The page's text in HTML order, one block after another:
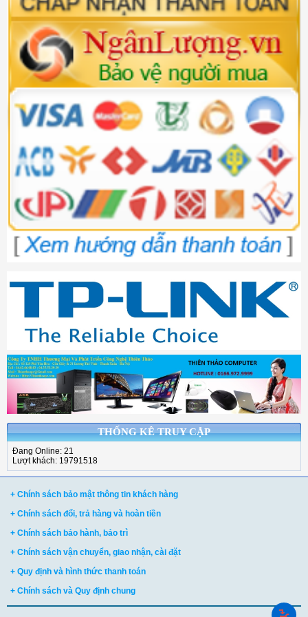
THỐNG KÊ TRUY CẬP
Đang Online: 21
Lượt khách: 19791518
+ Chính sách bảo mật thông tin khách hàng
+ Chính sách đổi, trả hàng và hoàn tiền
+ Chính sách bảo hành, bảo trì
+ Chính sách vận chuyển, giao nhận, cài đặt
+ Quy định và hình thức thanh toán
+ Chính sách và Quy định chung